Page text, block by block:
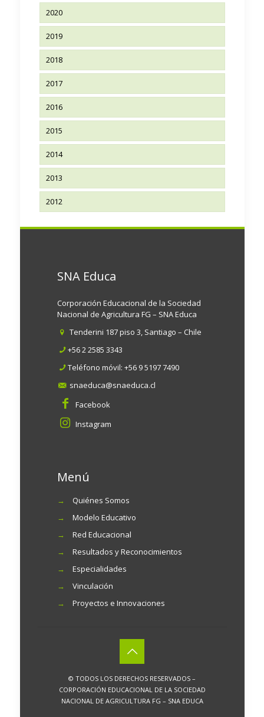
2020
2019
2018
2017
2016
2015
2014
2013
2012
SNA Educa
Corporación Educacional de la Sociedad
Nacional de Agricultura FG – SNA Educa
Tenderini 187 piso 3, Santiago – Chile
+56 2 2585 3343
Teléfono móvil: +56 9 5197 7490
snaeduca@snaeduca.cl
Facebook
Instagram
Menú
→
Quiénes Somos
→
Modelo Educativo
→
Red Educacional
→
Resultados y Reconocimientos
→
Especialidades
→
Vinculación
→
Proyectos e Innovaciones
© TODOS LOS DERECHOS RESERVADOS –
CORPORACIÓN EDUCACIONAL DE LA SOCIEDAD
NACIONAL DE AGRICULTURA FG – SNA EDUCA